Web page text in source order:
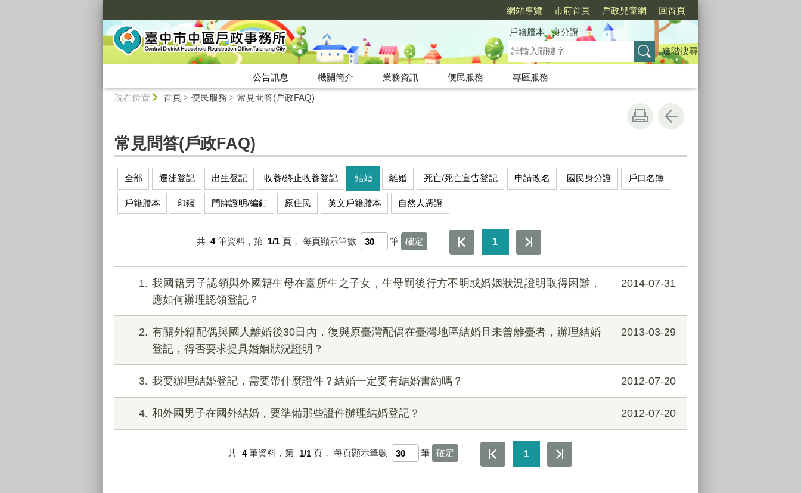
網站導覽 市府首頁 戶政兒童網 回首頁
戶籍謄本
身分證
進階搜尋
公告訊息 機關簡介 業務資訊 便民服務
專區服務
現在位置 首頁> 便民服務 > 常見問答(戶政FAQ)
常見問答(戶政FAQ)
全部 遷徙登記 出生登記 收養/終止收養登記 結婚 離婚 死亡/死亡宣告登記 申請改名 國民身分證 戶口名簿
戶籍謄本 印鑑 門牌證明/編釘 原住民 英文戶籍謄本 自然人憑證
共 4 筆資料，第 1/1 頁， 每頁顯示筆數 筆 1
1
我國籍男子認領與外國籍生母在臺所生之子女，生母嗣後行方不明或婚姻狀況證明取得困難，
應如何辦理認領登記？
2014-07-31
2
有關外籍配偶與國人離婚後30日內，復與原臺灣配偶在臺灣地區結婚且未曾離臺者，辦理結婚
登記，得否要求提具婚姻狀況證明？
2013-03-29
3 我要辦理結婚登記，需要帶什麼證件？結婚一定要有結婚書約嗎？ 2012-07-20
4 和外國男子在國外結婚，要準備那些證件辦理結婚登記？ 2012-07-20
共 4 筆資料，第 1/1 頁， 每頁顯示筆數 筆 1